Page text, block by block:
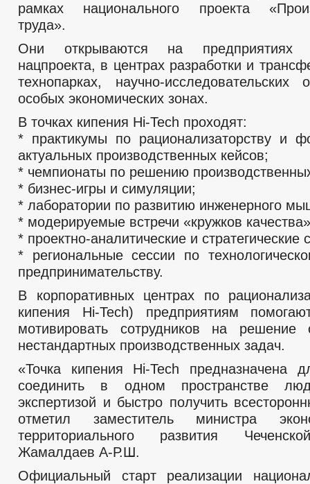
рамках национального проекта
труда».
Они открываются на предприятиях
нацпроекта, в центрах разработки и
технопарках, научно-исследовательских
особых экономических зонах.
В точках кипения Hi-Tech проходят:
* практикумы по рационализаторству и
актуальных производственных кейсов;
* чемпионаты по решению
* бизнес-игры и симуляции;
* лаборатории по развитию инженерного
* модерируемые встречи «кружков
* проектно-аналитические и стратегические
* региональные сессии по
предпринимательству.
В корпоративных центрах по
кипения Hi-Tech) предприятиям
мотивировать сотрудников на решение
нестандартных производственных задач.
«Точка кипения Hi-Tech предназначена
соединить в одном пространстве
экспертизой и быстро получить
отметил заместитель министра
территориального развития
Жамалдаев А-Р.Ш.
Официальный старт реализации